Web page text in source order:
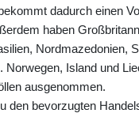
dadurch einen
haben
Nordmazedonien,
Norwegen, Island und
ausgenommen.
den bevorzugten